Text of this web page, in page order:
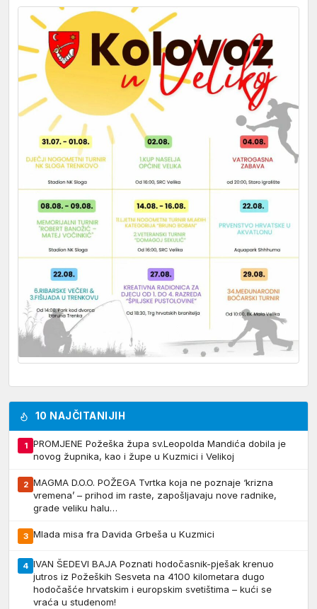
10 NAJČITANIJIH
1
PROMJENE Požeška župa sv.Leopolda Mandića dobila je
novog župnika, kao i župe u Kuzmici i Velikoj
2 MAGMA D.O.O. POŽEGA Tvrtka koja ne poznaje ‘krizna
vremena’ – prihod im raste, zapošljavaju nove radnike,
grade veliku halu…
3 Mlada misa fra Davida Grbeša u Kuzmici
4 IVAN ŠEDEVI BAJA Poznati hodočasnik-pješak krenuo
jutros iz Požeških Sesveta na 4100 kilometara dugo
hodočašće hrvatskim i europskim svetištima – kući se
vraća u studenom!